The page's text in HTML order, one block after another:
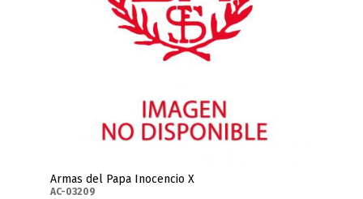
Armas del Papa Inocencio X
AC-03209